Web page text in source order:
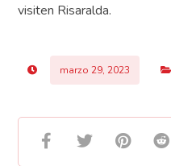
visiten Risaralda.
marzo 29, 2023